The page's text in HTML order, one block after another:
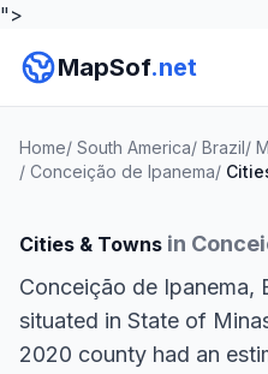
">
MapSof.net
Home/ South America/ Brazil/
/ Conceição de Ipanema/
Cities & Towns in
Conceição de Ipanema,
situated in State of
2020 county had an